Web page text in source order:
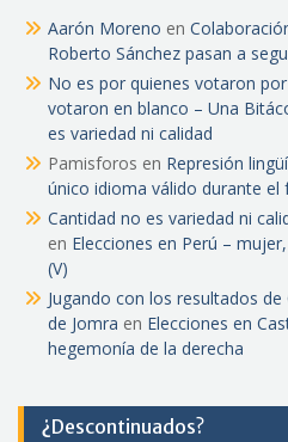
Aarón Moreno en
Roberto Sánchez pasan a
No es por quienes votaron
votaron en blanco – Una
es variedad ni calidad
Pamisforos en Represión
único idioma válido durante el
Cantidad no es variedad ni
en Elecciones en Perú –
(V)
Jugando con los resultados
de Jomra en Elecciones en
hegemonía de la derecha
¿Descontinuados?